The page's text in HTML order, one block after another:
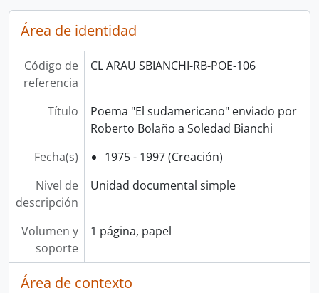
Área de identidad
Código de
referencia
CL ARAU SBIANCHI-RB-POE-106
Título
Poema "El sudamericano" enviado por
Roberto Bolaño a Soledad Bianchi
Fecha(s)
1975 - 1997 (Creación)
Nivel de
descripción
Unidad documental simple
Volumen y
soporte
1 página, papel
Área de contexto